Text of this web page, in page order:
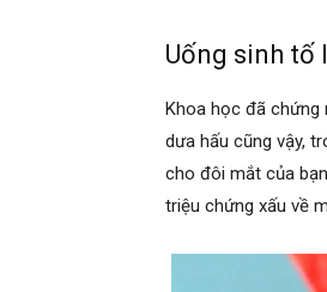
Uống sinh tố
Khoa học đã chứng
dưa hấu cũng vậy,
cho đôi mắt của
triệu chứng xấu về